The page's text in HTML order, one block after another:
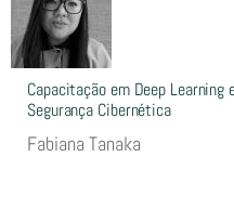
Capacitação em Deep
Segurança Cibernética
Fabiana Tanaka